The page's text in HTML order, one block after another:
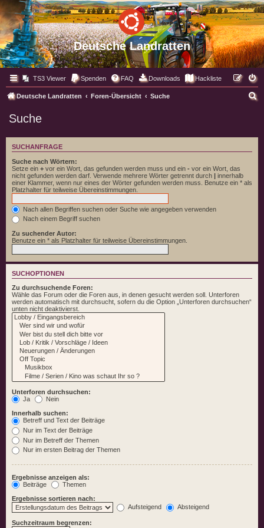
Deutsche Landratten
TS3 Viewer Spenden FAQ Downloads Hackliste
Deutsche Landratten Foren-Übersicht Suche
h
Suche
SUCHANFRAGE
Suche nach Wörtern:
Setze ein + vor ein Wort, das gefunden werden muss und ein - vor ein Wort, das
nicht gefunden werden darf. Verwende mehrere Wörter getrennt durch | innerhalb
einer Klammer, wenn nur eines der Wörter gefunden werden muss. Benutze ein * als
Platzhalter für teilweise Übereinstimmungen.
Nach allen Begriffen suchen oder Suche wie angegeben verwenden
Nach einem Begriff suchen
Zu suchender Autor:
Benutze ein * als Platzhalter für teilweise Übereinstimmungen.
SUCHOPTIONEN
Zu durchsuchende Foren:
Wähle das Forum oder die Foren aus, in denen gesucht werden soll. Unterforen
werden automatisch mit durchsucht, sofern du die Option „Unterforen durchsuchen“
unten nicht deaktivierst.
Unterforen durchsuchen:
Ja
Nein
Innerhalb suchen:
Betreff und Text der Beiträge
Nur im Text der Beiträge
Nur im Betreff der Themen
Nur im ersten Beitrag der Themen
Ergebnisse anzeigen als:
Beiträge
Themen
Ergebnisse sortieren nach:
Aufsteigend
Absteigend
Suchzeitraum begrenzen: